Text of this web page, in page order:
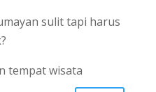
sulit tapi harus
tempat wisata